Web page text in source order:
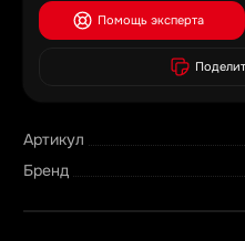
Артикул
Бренд
Помощь эксперта